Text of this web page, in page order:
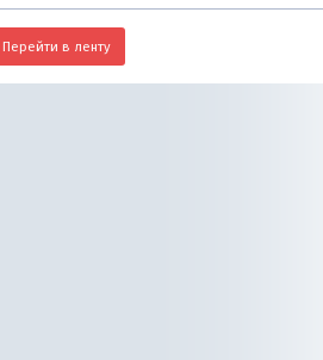
Перейти в ленту